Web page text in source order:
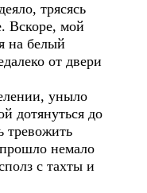
трясясь
Вскоре, мой
на белый
от двери
уныло
дотянуться до
тревожить
прошло немало
с тахты и